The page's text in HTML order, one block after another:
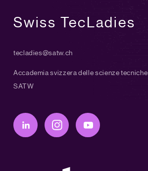
Swiss TecLadies
tecladies@satw.ch
Accademia svizzera delle scienze tecniche
SATW